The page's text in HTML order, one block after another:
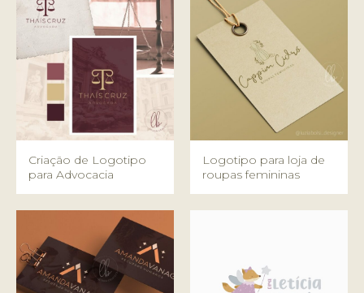
Criação de Logotipo
para Advocacia
Logotipo para loja de
roupas femininas